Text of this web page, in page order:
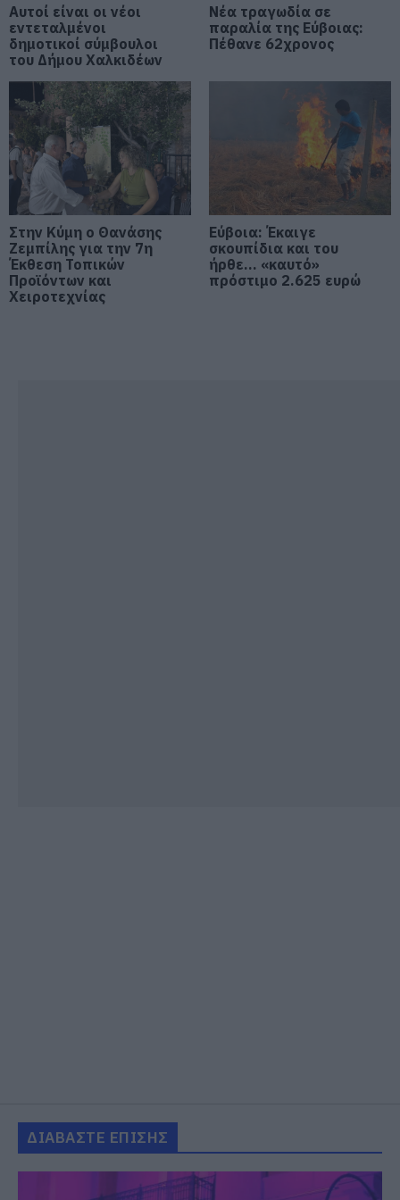
e-ΕΦΚΑ και ΔΥΠΑ: Ποιοι θα
πάρουν λεφτά τις επόμενες
10.08.2026 | 12:40
Κόκκινος συναγερμός για φωτιά
σήμερα στην Εύβοια – Προσοχή
10.08.2026 | 12:20
Πέθανε κτηνοτρόφος μετά τη
θανάτωση του κοπαδιού του
10.08.2026 | 12:00
Αυτοί είναι οι νέοι
εντεταλμένοι
δημοτικοί σύμβουλοι
του Δήμου Χαλκιδέων
Νέα τραγωδία σε
παραλία της Εύβοιας:
Πέθανε 62χρονος
Στην Κύμη ο Θανάσης
Ζεμπίλης για την 7η
Έκθεση Τοπικών
Προϊόντων και
Χειροτεχνίας
Εύβοια: Έκαιγε
σκουπίδια και του
ήρθε… «καυτό»
πρόστιμο 2.625 ευρώ
ΔΙΑΒΑΣΤΕ ΕΠΙΣΗΣ